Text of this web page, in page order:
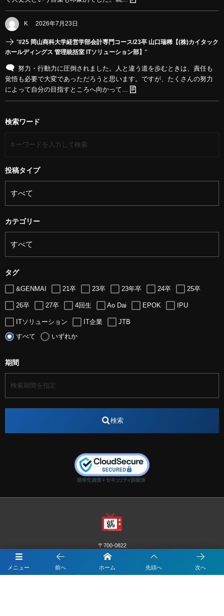
メニュー 前へ ホーム 先頭へ 次へ
K 2026年7月23日
"#25 岡山商科大学経営学部会計専門コース/23卒 山口瑞稀【(株)カイタック
ホールディングス 管理統括室 ITソリューション部】 "
努力・行動力に圧倒されました。人と違う道を歩むときは、責任も
覚悟も必要で大変であっただろうと思います。ですが、たくさんの努力
によって自分の目指すところへ向かって...
検索ワード
投稿タイプ
カテゴリー
タグ
&GENMAI 21卒 23卒 23年卒 24卒 25卒
26卒 27卒 4回生 Ao Dai EPOK IPU
ITソリューション IT企業 JTB
LUGZ ENTERTAINMENT
アナウンサー
エスタカヤ電子工業
オンライン カイタック
キーエンス流性弱説経営 キーエンス解剖
セレクトショップ
ナカシマプロペラ ナカシマプロペラ株式会社
ノートルダム ノートルダム清心
すべて いずれか
期間
検索
〒700-0822
岡山市北区表町1-10-34山陽ビル2階
Y&I Communication.LABO